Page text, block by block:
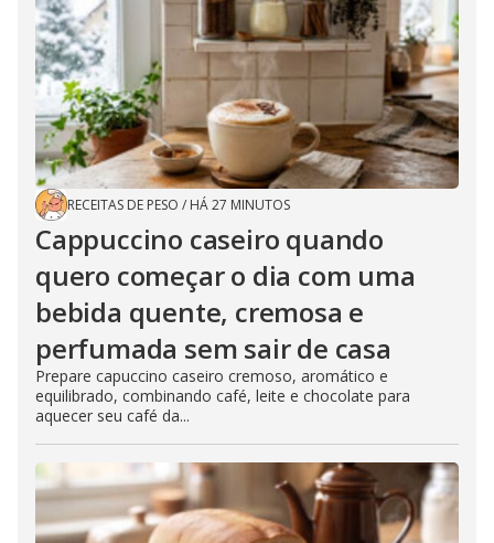
RECEITAS DE PESO / HÁ 27 MINUTOS
Cappuccino caseiro quando
quero começar o dia com uma
bebida quente, cremosa e
perfumada sem sair de casa
Prepare capuccino caseiro cremoso, aromático e
equilibrado, combinando café, leite e chocolate para
aquecer seu café da...